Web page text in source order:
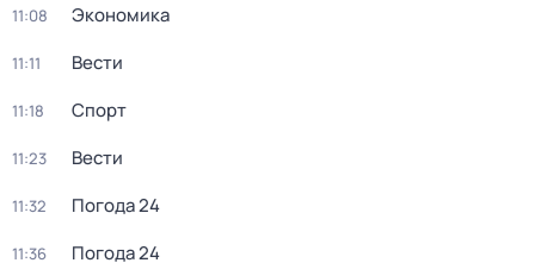
11:08 Экономика
11:11 Вести
11:18 Спорт
11:23 Вести
11:32 Погода 24
11:36 Погода 24